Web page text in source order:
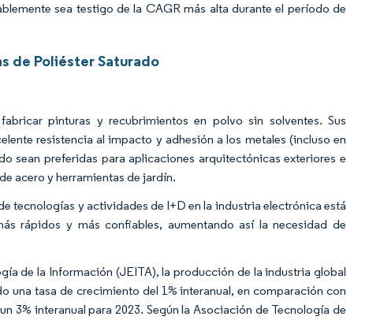
sea testigo de la CAGR más alta durante el período de
de Poliéster Saturado
pinturas y recubrimientos en polvo sin solventes. Sus
resistencia al impacto y adhesión a los metales (incluso en
sean preferidas para aplicaciones arquitectónicas exteriores e
acero y herramientas de jardín.
tecnologías y actividades de I+D en la industria electrónica está
rápidos y más confiables, aumentando así la necesidad de
de la Información (JEITA), la producción de la industria global
una tasa de crecimiento del 1% interanual, en comparación con
3% interanual para 2023. Según la Asociación de Tecnología de